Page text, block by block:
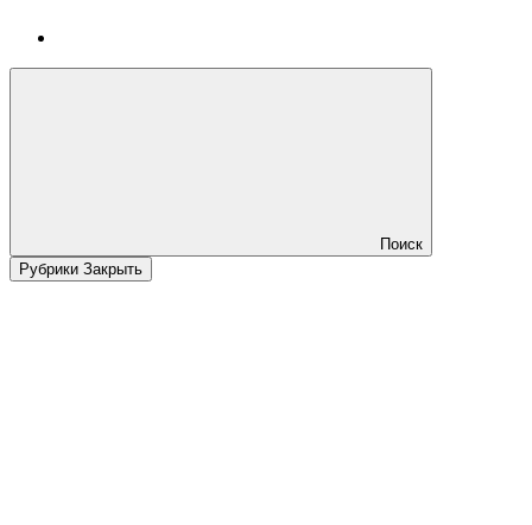
Поиск
Рубрики Закрыть